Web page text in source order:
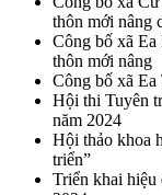
thôn mới nâng
Công bố xã
thôn mới nâng
Công bố xã Ea
Hội thi Tuyên
năm 2024
Hội thảo khoa
triển”
Triển khai hiệu